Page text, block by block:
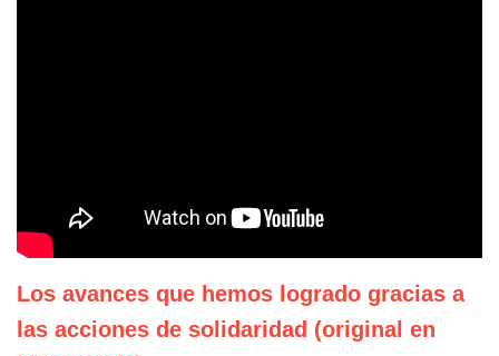
Los avances que hemos logrado gracias a
las acciones de solidaridad (original en